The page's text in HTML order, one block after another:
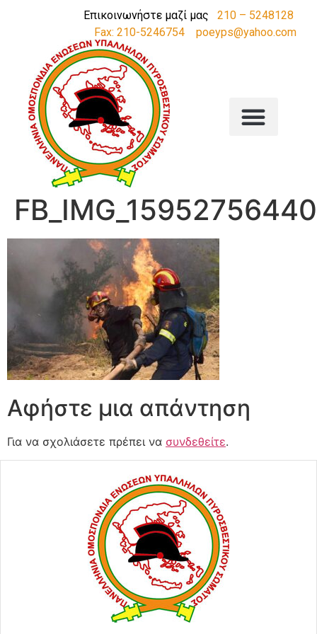
Επικοινωνήστε μαζί μας 210 – 5248128
Fax: 210-5246754
poeyps@yahoo.com
Αφήστε μια απάντηση
Για να σχολιάσετε πρέπει να συνδεθείτε.